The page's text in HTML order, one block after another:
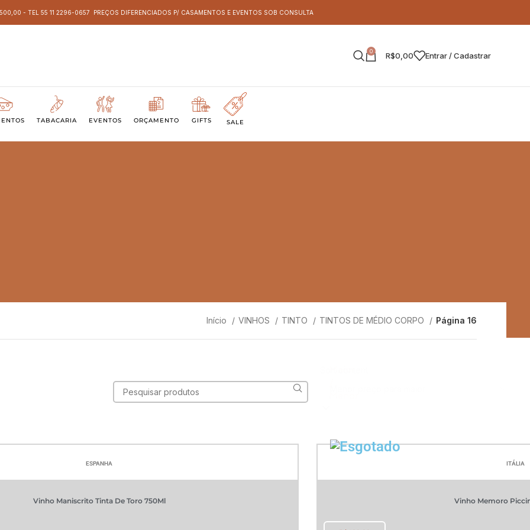
- TEL 55 11 2296-0657 PREÇOS DIFERENCIADOS P/ CASAMENTOS E EVENTOS SOB CONSULTA
0 R$0,00 Entrar / Cadastrar
TABACARIA EVENTOS ORÇAMENTO GIFTS SALE
Início VINHOS TINTO TINTOS DE MÉDIO CORPO Página 16
ESPANHA
Vinho Maniscrito Tinta De Toro 750Ml
ITÁLIA
Vinho Memoro